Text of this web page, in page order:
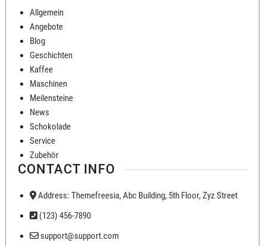
Allgemein
Angebote
Blog
Geschichten
Kaffee
Maschinen
Meilensteine
News
Schokolade
Service
Zubehör
CONTACT INFO
Address: Themefreesia, Abc Building, 5th Floor, Zyz Street
(123) 456-7890
support@support.com